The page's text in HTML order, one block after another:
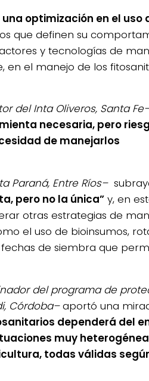
optimización en el uso
que definen su
y tecnologías de
en el manejo de los
del Inta Oliveros, Santa
necesaria, pero
de manejarlos
Paraná, Entre Ríos–
pero no la única” y, en
otras estrategias de
el uso de bioinsumos,
de siembra que
del programa de
Córdoba–aportó una
dependerá del
muy
todas válidas